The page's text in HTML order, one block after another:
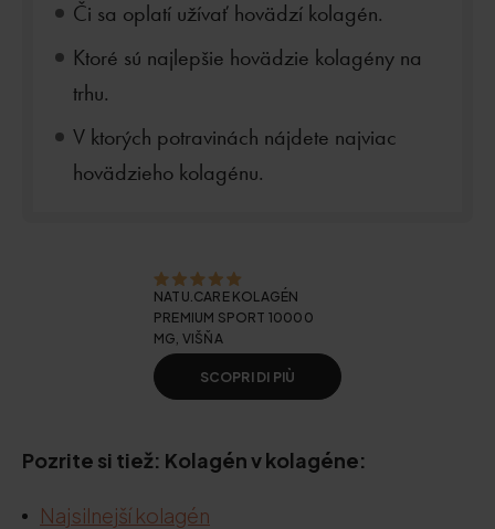
Či sa oplatí užívať hovädzí kolagén.
Ktoré sú najlepšie hovädzie kolagény na
trhu.
V ktorých potravinách nájdete najviac
hovädzieho kolagénu.
NATU.CARE KOLAGÉN
PREMIUM SPORT 10000
MG, VIŠŇA
SCOPRI DI PIÙ
Pozrite si tiež: Kolagén v kolagéne:
Najsilnejší kolagén